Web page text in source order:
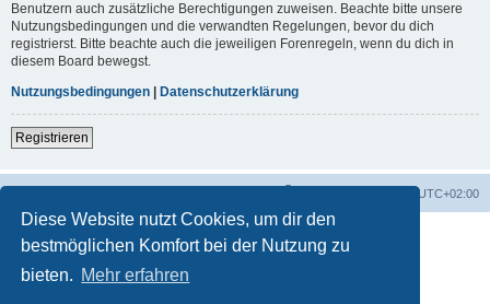
Diese Website nutzt Cookies, um dir den
bestmöglichen Komfort bei der Nutzung zu
bieten. Mehr erfahren
Benutzern auch zusätzliche Berechtigungen zuweisen. Beachte bitte unsere
Nutzungsbedingungen und die verwandten Regelungen, bevor du dich
registrierst. Bitte beachte auch die jeweiligen Forenregeln, wenn du dich in
diesem Board bewegst.
Nutzungsbedingungen | Datenschutzerklärung
Registrieren
UTC+02:00